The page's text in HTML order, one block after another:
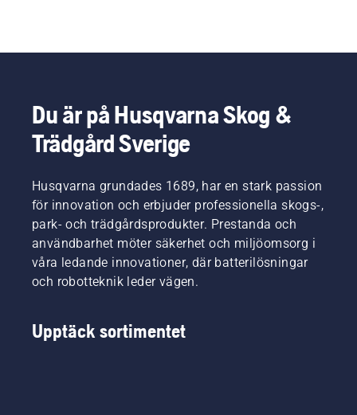
Du är på Husqvarna Skog &
Trädgård Sverige
Husqvarna grundades 1689, har en stark passion
för innovation och erbjuder professionella skogs-,
park- och trädgårdsprodukter. Prestanda och
användbarhet möter säkerhet och miljöomsorg i
våra ledande innovationer, där batterilösningar
och robotteknik leder vägen.
Upptäck sortimentet